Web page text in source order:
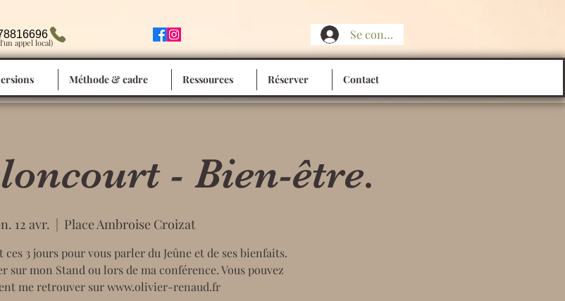
appel local)
Se connecter
Méthode & cadre Ressources Réserver Contact
- Bien-être.
12 avr.
  |
Place Ambroise Croizat
ces 3 jours pour vous parler du Jeûne et de ses bienfaits.
sur mon Stand ou lors de ma conférence. Vous pouvez
me retrouver sur www.olivier-renaud.fr